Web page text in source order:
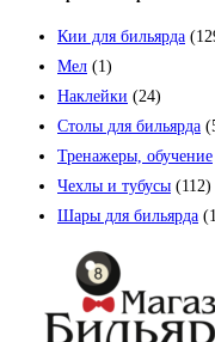
Кии для бильярда
Мел (1)
Наклейки (24)
Столы для бильярда
Тренажеры, обучение
Чехлы и тубусы (112)
Шары для бильярда